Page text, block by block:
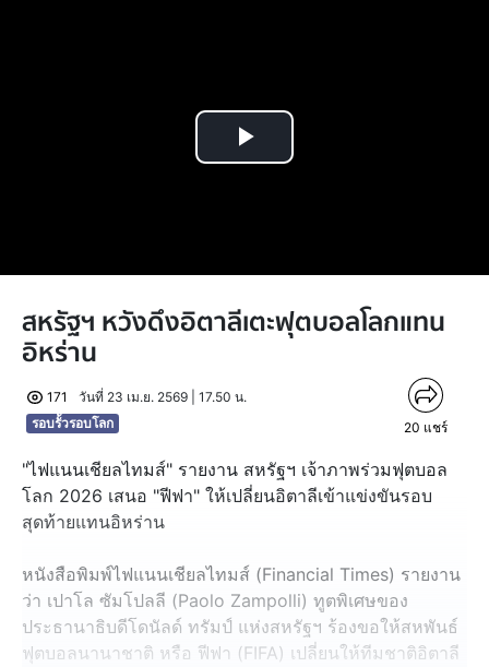
Play
สหรัฐฯ หวังดึงอิตาลีเตะฟุตบอลโลกแทน
อิหร่าน
171
วันที่ 23 เม.ย. 2569 | 17.50 น.
รอบรั้วรอบโลก
20 แชร์
"ไฟแนนเชียลไทมส์" รายงาน สหรัฐฯ เจ้าภาพร่วมฟุตบอล
โลก 2026 เสนอ "ฟีฟา" ให้เปลี่ยนอิตาลีเข้าแข่งขันรอบ
สุดท้ายแทนอิหร่าน
หนังสือพิมพ์ไฟแนนเชียลไทมส์ (Financial Times) รายงาน
ว่า เปาโล ซัมโปลลี (Paolo Zampolli) ทูตพิเศษของ
ประธานาธิบดีโดนัลด์ ทรัมป์ แห่งสหรัฐฯ ร้องขอให้สหพันธ์
ฟุตบอลนานาชาติ หรือ ฟีฟา (FIFA) เปลี่ยนให้ทีมชาติอิตาลี